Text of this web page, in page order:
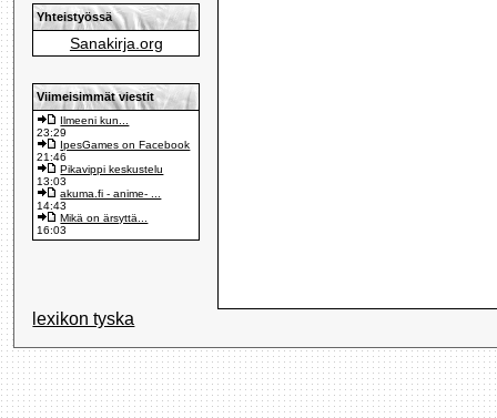
Yhteistyössä
Sanakirja.org
Viimeisimmät viestit
Ilmeeni kun...
23:29
IpesGames on Facebook
21:46
Pikavippi keskustelu
13:03
akuma.fi - anime- ...
14:43
Mikä on ärsyttä...
16:03
lexikon tyska